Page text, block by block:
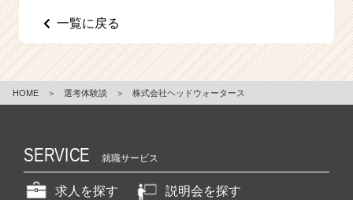
一覧に戻る
HOME ＞ 選考体験談 ＞ 株式会社ヘッドウォータース
SERVICE 就職サービス
求人を探す
説明会を探す